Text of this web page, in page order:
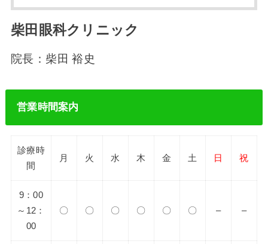
柴田眼科クリニック
院長：柴田 裕史
営業時間案内
診療時
間
月 火 水 木 金 土 日 祝
9：00
～12：
00
〇 〇 〇 〇 〇 〇 – –